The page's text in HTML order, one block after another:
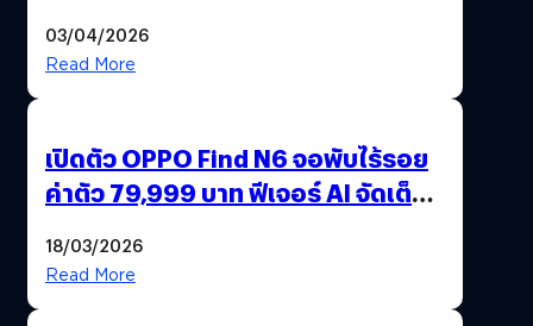
03/04/2026
Read More
เปิดตัว OPPO Find N6 จอพับไร้รอย
ค่าตัว 79,999 บาท ฟีเจอร์ AI จัดเต็ม
18/03/2026
Read More